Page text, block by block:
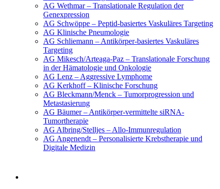
AG Wethmar – Translationale Regulation der
Genexpression
AG Schwöppe – Peptid-basiertes Vaskuläres Targeting
AG Klinische Pneumologie
AG Schliemann – Antikörper-basiertes Vaskuläres
Targeting
AG Mikesch/Arteaga-Paz – Translationale Forschung
in der Hämatologie und Onkologie
AG Lenz – Aggressive Lymphome
AG Kerkhoff – Klinische Forschung
AG Bleckmann/Menck – Tumorprogression und
Metastasierung
AG Bäumer – Antikörper-vermittelte siRNA-
Tumortherapie
AG Albring/Stelljes – Allo-Immunregulation
AG Angenendt – Personalisierte Krebstherapie und
Digitale Medizin